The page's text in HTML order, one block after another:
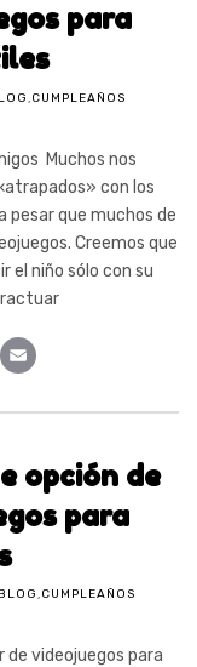
para
,CUMPLEAÑOS
Muchos nos
con los
pesar que muchos de
Creemos que
el niño sólo con su
LinkedIn
opción de
para
BLOG,CUMPLEAÑOS
de videojuegos para